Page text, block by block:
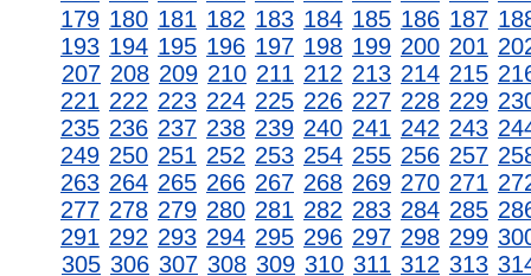
179 180 181 182 183 184 185 186 187
193 194 195 196 197 198 199 200 201
207 208 209 210 211 212 213 214 215
221 222 223 224 225 226 227 228 229
235 236 237 238 239 240 241 242 243
249 250 251 252 253 254 255 256 257
263 264 265 266 267 268 269 270 271
277 278 279 280 281 282 283 284 285
291 292 293 294 295 296 297 298 299
305 306 307 308 309 310 311 312 313